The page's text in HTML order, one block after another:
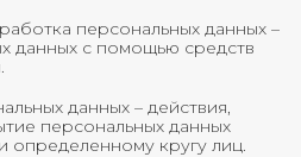
персональных данных –
данных с помощью средств
данных – действия,
персональных данных
определенному кругу лиц.